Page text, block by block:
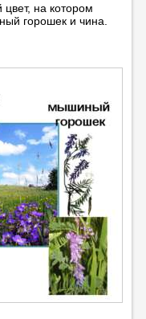
на котором
горошек и чина.